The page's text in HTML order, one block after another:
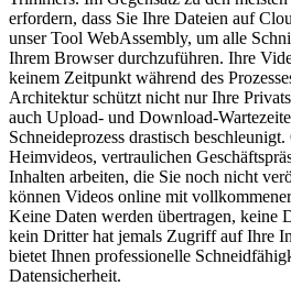
erfordern, dass Sie Ihre Dateien auf
unser Tool WebAssembly, um alle
Ihrem Browser durchzuführen. Ihre
keinem Zeitpunkt während des
Architektur schützt nicht nur Ihre
auch Upload- und Download-
Schneideprozess drastisch
Heimvideos, vertraulichen
Inhalten arbeiten, die Sie noch nicht
können Videos online mit
Keine Daten werden übertragen, keine
kein Dritter hat jemals Zugriff auf Ihre
bietet Ihnen professionelle
Datensicherheit.